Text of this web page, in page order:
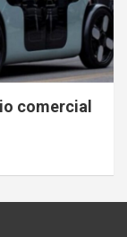
comercial